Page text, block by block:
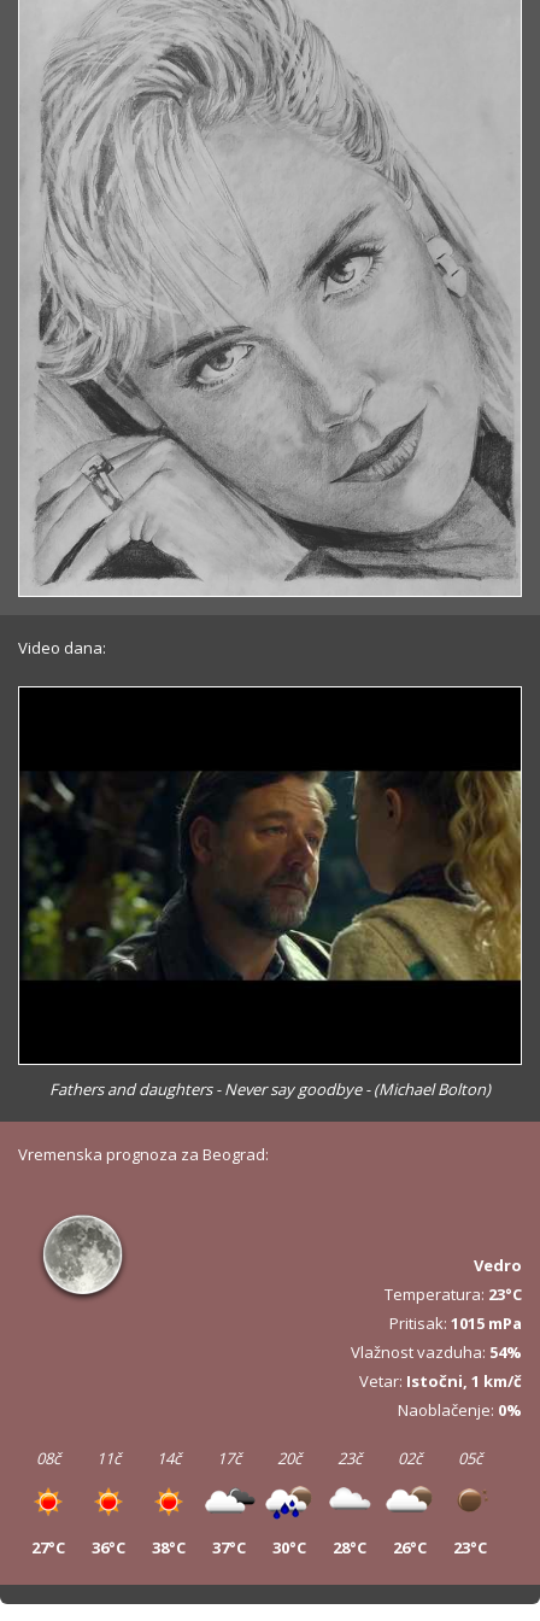
Video dana:
Fathers and daughters - Never say goodbye - (Michael Bolton)
Vremenska prognoza za Beograd:
Vedro
Temperatura: 23°C
Pritisak: 1015 mPa
Vlažnost vazduha: 54%
Vetar: Istočni, 1 km/č
Naoblačenje: 0%
08č
27°C
11č
36°C
14č
38°C
17č
37°C
20č
30°C
23č
28°C
02č
26°C
05č
23°C